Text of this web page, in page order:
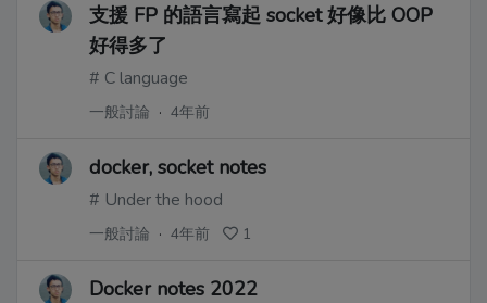
支援 FP 的語言寫起 socket 好像比 OOP
好得多了
# C language
一般討論 · 4年前
docker, socket notes
# Under the hood
一般討論 · 4年前 1
Docker notes 2022